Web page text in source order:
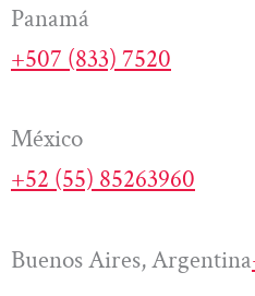
Panamá
+507 (833) 7520
México
+52 (55) 85263960
Buenos Aires, Argentina